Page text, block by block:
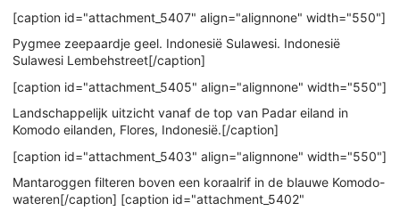
[caption id="attachment_5407" align="alignnone" width="550"]
Pygmee zeepaardje geel. Indonesië Sulawesi. Indonesië
Sulawesi Lembehstreet[/caption]
[caption id="attachment_5405" align="alignnone" width="550"]
Landschappelijk uitzicht vanaf de top van Padar eiland in
Komodo eilanden, Flores, Indonesië.[/caption]
[caption id="attachment_5403" align="alignnone" width="550"]
Mantaroggen filteren boven een koraalrif in de blauwe Komodo-
wateren[/caption] [caption id="attachment_5402"